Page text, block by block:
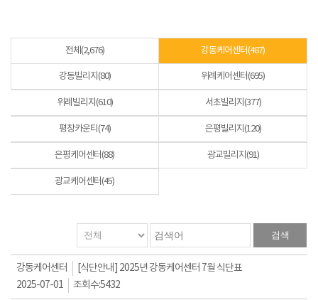
전체(2,676) 강동케어센터(487)
강동빌리지(80) 위례케어센터(695)
위례빌리지(610) 서초빌리지(377)
평창카운티(74) 은평빌리지(120)
은평케어센터(88) 광교빌리지(91)
광교케어센터(45)
검색
강동케어센터
[식단안내] 2025년 강동케어센터 7월 식단표
2025-07-01
조회수:5432